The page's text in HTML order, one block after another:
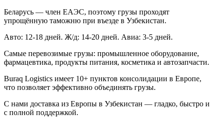
Беларусь — член ЕАЭС, поэтому грузы проходят
упрощённую таможню при въезде в Узбекистан.
Авто: 12-18 дней. Ж/д: 14-20 дней. Авиа: 3-5 дней.
Самые перевозимые грузы: промышленное оборудование,
фармацевтика, продукты питания, косметика и автозапчасти.
Buraq Logistics имеет 10+ пунктов консолидации в Европе,
что позволяет эффективно объединять грузы.
С нами доставка из Европы в Узбекистан — гладко, быстро и
с полной поддержкой.